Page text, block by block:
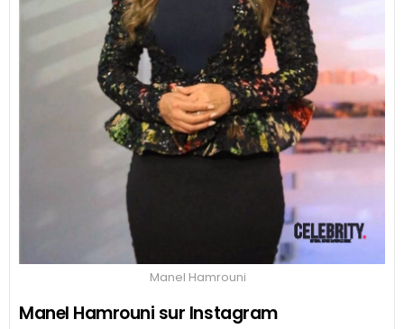
Manel Hamrouni
Manel Hamrouni sur Instagram